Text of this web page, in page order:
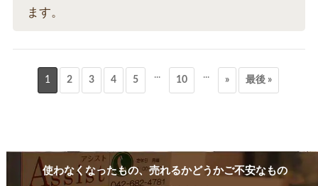
ます。
1 2 3 4 5 ... 10 ... » 最後 »
使わなくなったもの、売れるかどうかご不安なもの